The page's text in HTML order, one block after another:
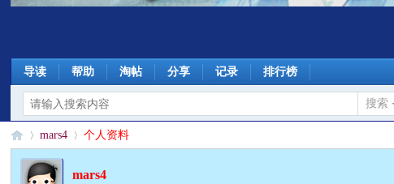
导读 帮助 淘帖 分享 记录 排行榜
搜索
mars4 个人资料
mars4